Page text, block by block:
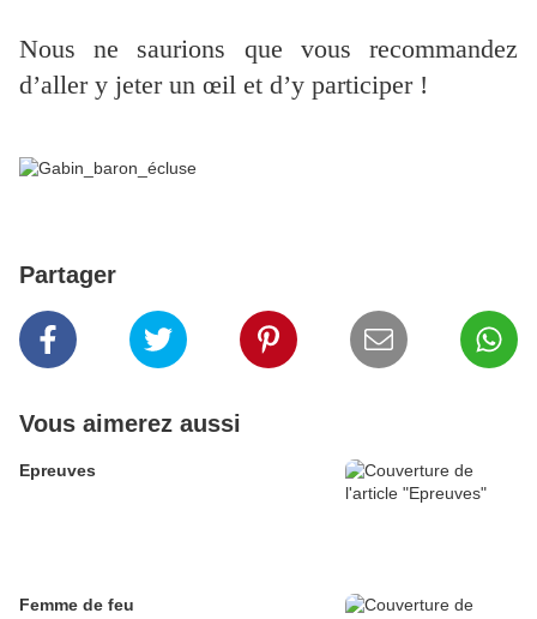
Nous ne saurions que vous recommandez
d’aller y jeter un œil et d’y participer !
Partager
Vous aimerez aussi
Epreuves
Femme de feu